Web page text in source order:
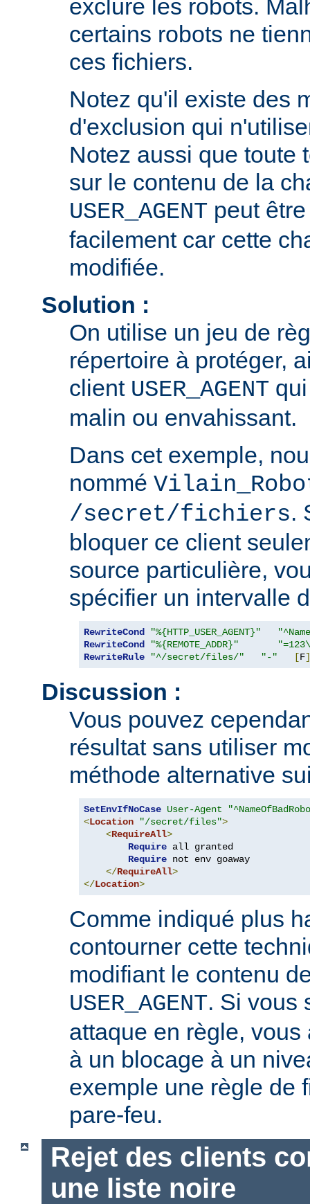
exclure les robots.
certains robots ne
ces fichiers.
Notez qu'il existe des
d'exclusion qui
Notez aussi que toute
sur le contenu de la
USER_AGENT peut
facilement car cette
modifiée.
Solution :
On utilise un jeu de
répertoire à protéger,
client USER_AGENT
malin ou envahissant.
Dans cet exemple,
nommé
/secret/fichiers.
bloquer ce client
source particulière,
spécifier un intervalle
RewriteCond "%{HTTP_USER_AGENT}"
RewriteCond
"%{REMOTE_ADDR}"
RewriteRule
"^/secret/files/" "-" [F]
Discussion :
Vous pouvez
résultat sans utiliser
méthode alternative
SetEnvIfNoCase User-Agent
<Location "/secret/files">
<RequireAll>
Require all granted
Require not env goaway
</RequireAll>
</Location>
Comme indiqué plus
contourner cette
modifiant le contenu
USER_AGENT. Si vous
attaque en règle,
à un blocage à un
exemple une règle de
pare-feu.
Rejet des clients
une liste noire